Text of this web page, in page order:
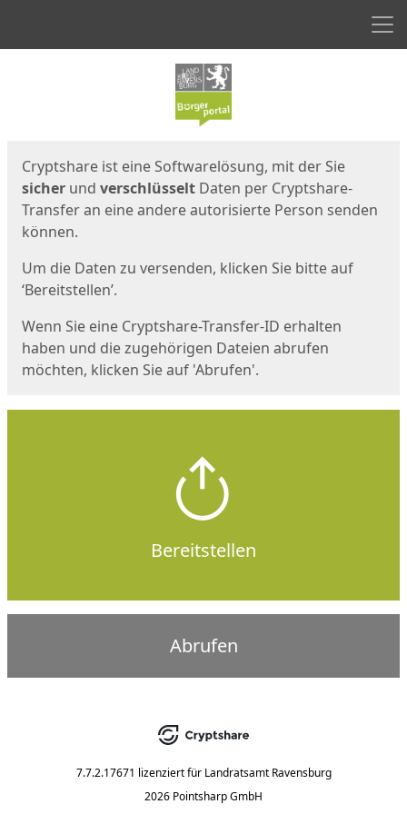
Cryptshare ist eine Softwarelösung, mit der Sie
sicher und verschlüsselt Daten per Cryptshare-
Transfer an eine andere autorisierte Person senden
können.
Um die Daten zu versenden, klicken Sie bitte auf
‘Bereitstellen’.
Wenn Sie eine Cryptshare-Transfer-ID erhalten
haben und die zugehörigen Dateien abrufen
möchten, klicken Sie auf 'Abrufen'.
Bereitstellen
Abrufen
7.7.2.17671 lizenziert für Landratsamt Ravensburg
2026 Pointsharp GmbH